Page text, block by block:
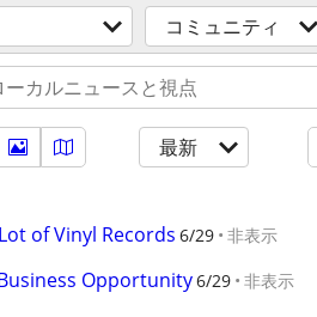
コミュニティ
最新
of Vinyl Records 6/29 非表示
Opportunity6/29 非表示